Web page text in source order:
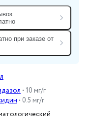
• 10 мг/г
• 0.5 мг/г
при заказе от